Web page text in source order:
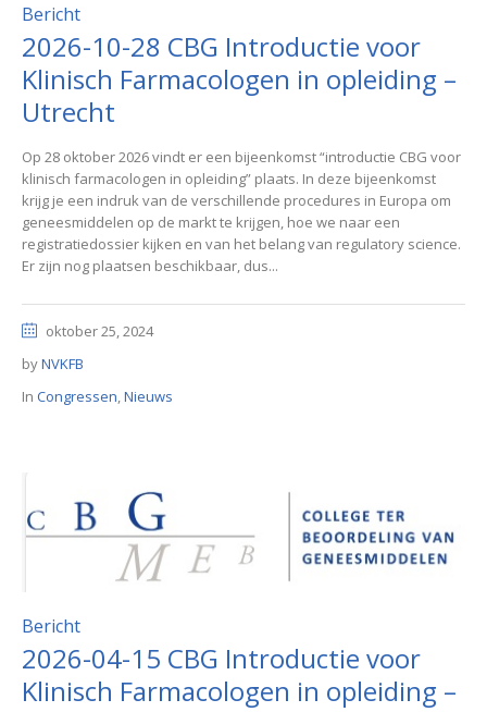
Bericht
2026-10-28 CBG Introductie voor
Klinisch Farmacologen in opleiding –
Utrecht
Op 28 oktober 2026 vindt er een bijeenkomst “introductie CBG voor
klinisch farmacologen in opleiding” plaats. In deze bijeenkomst
krijg je een indruk van de verschillende procedures in Europa om
geneesmiddelen op de markt te krijgen, hoe we naar een
registratiedossier kijken en van het belang van regulatory science.
Er zijn nog plaatsen beschikbaar, dus...
oktober 25, 2024
byNVKFB
In Congressen,Nieuws
Bericht
2026-04-15 CBG Introductie voor
Klinisch Farmacologen in opleiding –